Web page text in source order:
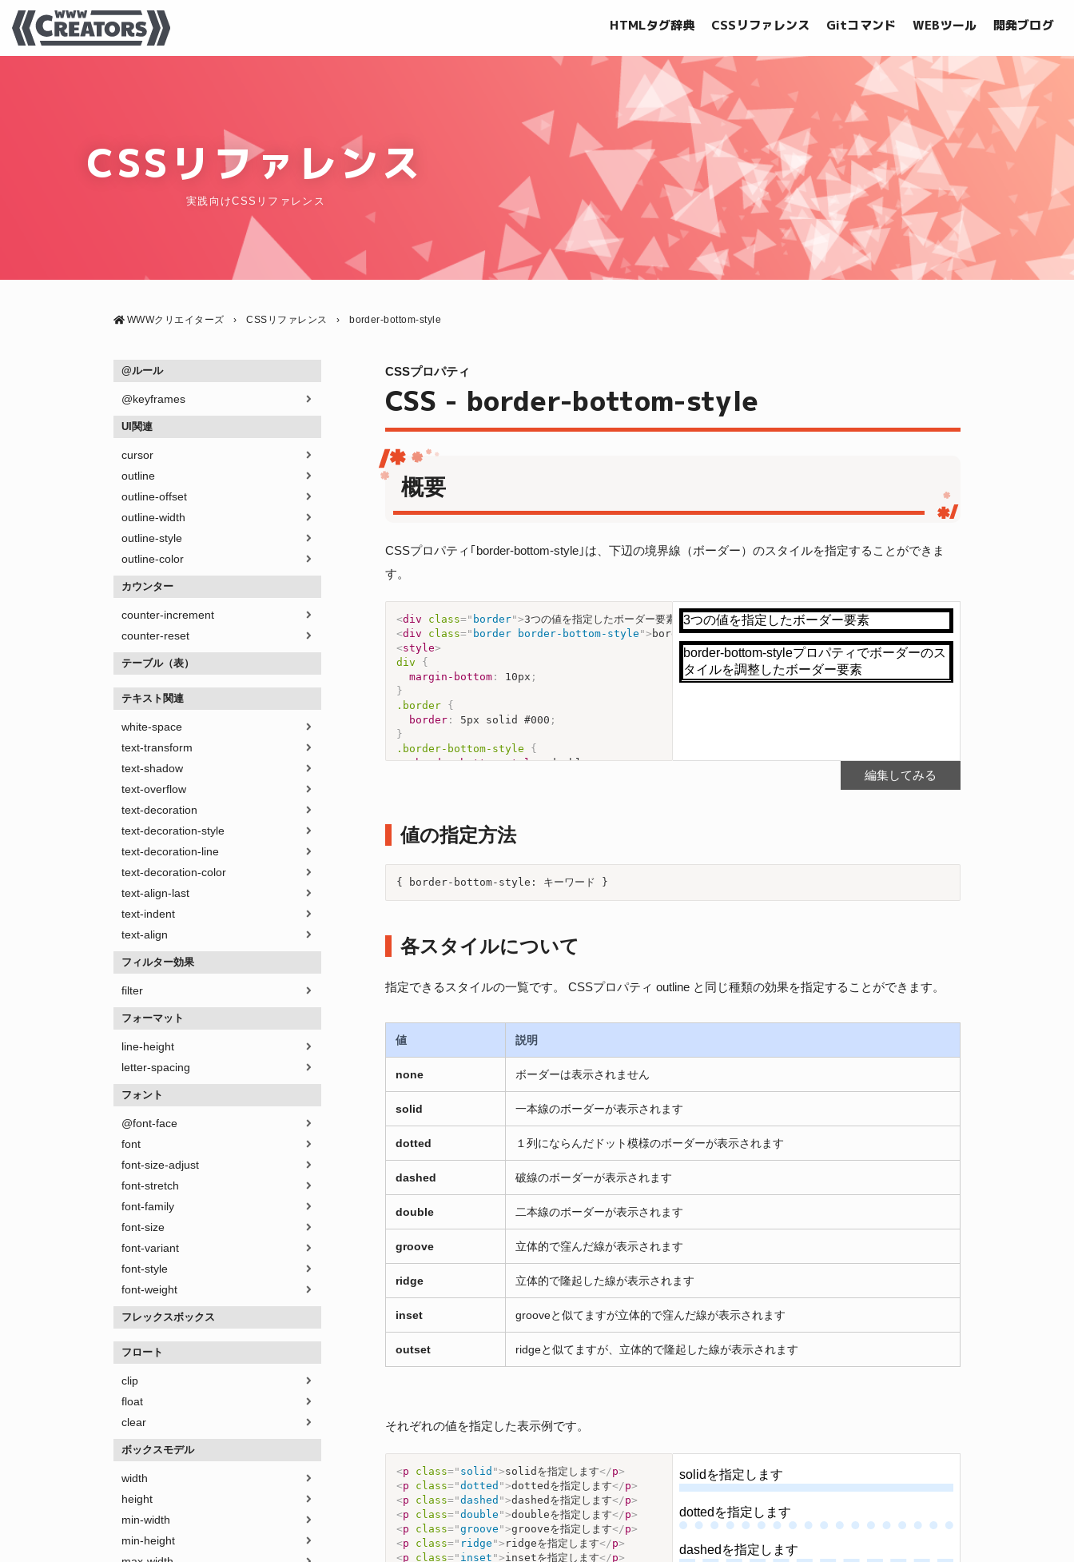
HTMLタグ辞典 CSSリファレンス Gitコマンド WEBツール 開発ブログ
CSSリファレンス
実践向けCSSリファレンス
WWWクリエイターズ › CSSリファレンス › border-bottom-style
CSSプロパティ
CSS - border-bottom-style
概要
CSSプロパティ｢border-bottom-style｣は、下辺の境界線（ボーダー）のスタイルを指定することができま
す。
<div class=" border">3つの値を指定したボーダー要素 </div>
<div class=" border border-bottom-style "> border-bottom-styleプロパティでボーダーのスタイルを調整したボーダー要素
<style>
div
{
margin-bottom : 10px ;
}
.border {
border : 5px solid #000 ;
}
.border-bottom-style
{
border-bottom-style: double;
編集してみる
値の指定方法
{ border-bottom-style: キーワード }
各スタイルについて
指定できるスタイルの一覧です。 CSSプロパティ outline と同じ種類の効果を指定することができます。
値 説明
none ボーダーは表示されません
solid 一本線のボーダーが表示されます
dotted １列にならんだドット模様のボーダーが表示されます
dashed 破線のボーダーが表示されます
double 二本線のボーダーが表示されます
groove 立体的で窪んだ線が表示されます
ridge 立体的で隆起した線が表示されます
inset grooveと似てますが立体的で窪んだ線が表示されます
outset ridgeと似てますが、立体的で隆起した線が表示されます
それぞれの値を指定した表示例です。
<p class=" solid ">solidを指定します</p>
<p class="dotted ">dottedを指定します</p>
<p class="dashed ">dashedを指定します</p>
<p class="double ">doubleを指定します</p>
<p class="groove ">grooveを指定します</p>
<p class=" ridge "> ridgeを指定します</p>
<p class=" inset ">insetを指定します</p>
@ルール
@keyframes
UI関連
cursor
outline
outline-offset
outline-width
outline-style
outline-color
カウンター
counter-increment
counter-reset
テーブル（表）
テキスト関連
white-space
text-transform
text-shadow
text-overflow
text-decoration
text-decoration-style
text-decoration-line
text-decoration-color
text-align-last
text-indent
text-align
フィルター効果
filter
フォーマット
line-height
letter-spacing
フォント
@font-face
font
font-size-adjust
font-stretch
font-family
font-size
font-variant
font-style
font-weight
フレックスボックス
フロート
clip
float
clear
ボックスモデル
width
height
min-width
min-height